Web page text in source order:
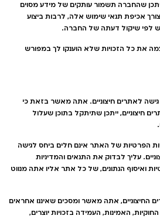
יתכן שהחברה תשמור עותקים של מידע מסוים
אכיפת תנאי שימוש אלה, לרבות ביצוע
לפי שיקול דעתה של החברה.
את כל הזכויות שלא הוענקו לך במפורש
לאתרים חיצוניים. אתה מאשר בזאת כי
חיצוניים, ייתכן שתיתקל בתוכן שעלול
הפרטיות של האתר אינם חלים ביחס לגישה
עליך לבדוק את התנאים והמדיניות
ואיסוף הנתונים, של כל אתר אליו אתה מנווט
החיצוניים, אתה מאשר ומסכים שאיננו אחראים
האמינות, העמידה בזכויות יוצרים,